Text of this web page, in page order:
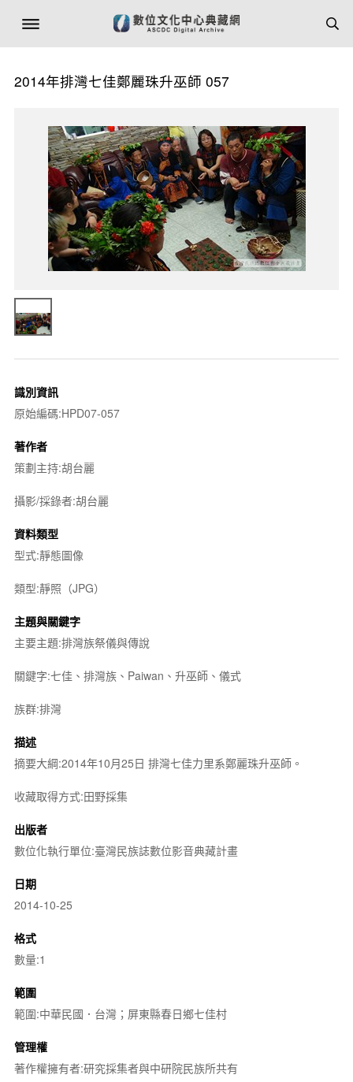
2014年排灣七佳鄭麗珠升巫師 057
識別資訊
原始編碼:HPD07-057
著作者
策劃主持:胡台麗
攝影/採錄者:胡台麗
資料類型
型式:靜態圖像
類型:靜照（JPG）
主題與關鍵字
主要主題:排灣族祭儀與傳說
關鍵字:七佳、排灣族、Paiwan、升巫師、儀式
族群:排灣
描述
摘要大綱:2014年10月25日 排灣七佳力里系鄭麗珠升巫師。
收藏取得方式:田野採集
出版者
數位化執行單位:臺灣民族誌數位影音典藏計畫
日期
2014-10-25
格式
數量:1
範圍
範圍:中華民國．台灣；屏東縣春日鄉七佳村
管理權
著作權擁有者:研究採集者與中研院民族所共有